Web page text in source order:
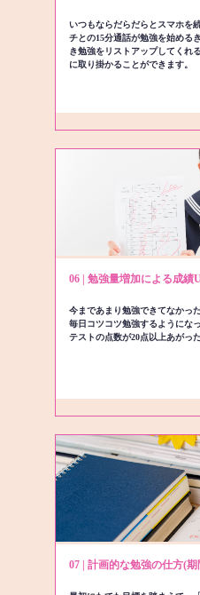
いつもならだらだらとスマホを
チとの15分通話が勉強を始める
き勉強をリストアップしてくれ
に取り掛かることができます。
06 | 勉強量増加による成績
今まであまり勉強できてなかっ
毎日コツコツ勉強するようにな
テストの点数が20点以上あがっ
07 | 計画的な勉強の仕方(